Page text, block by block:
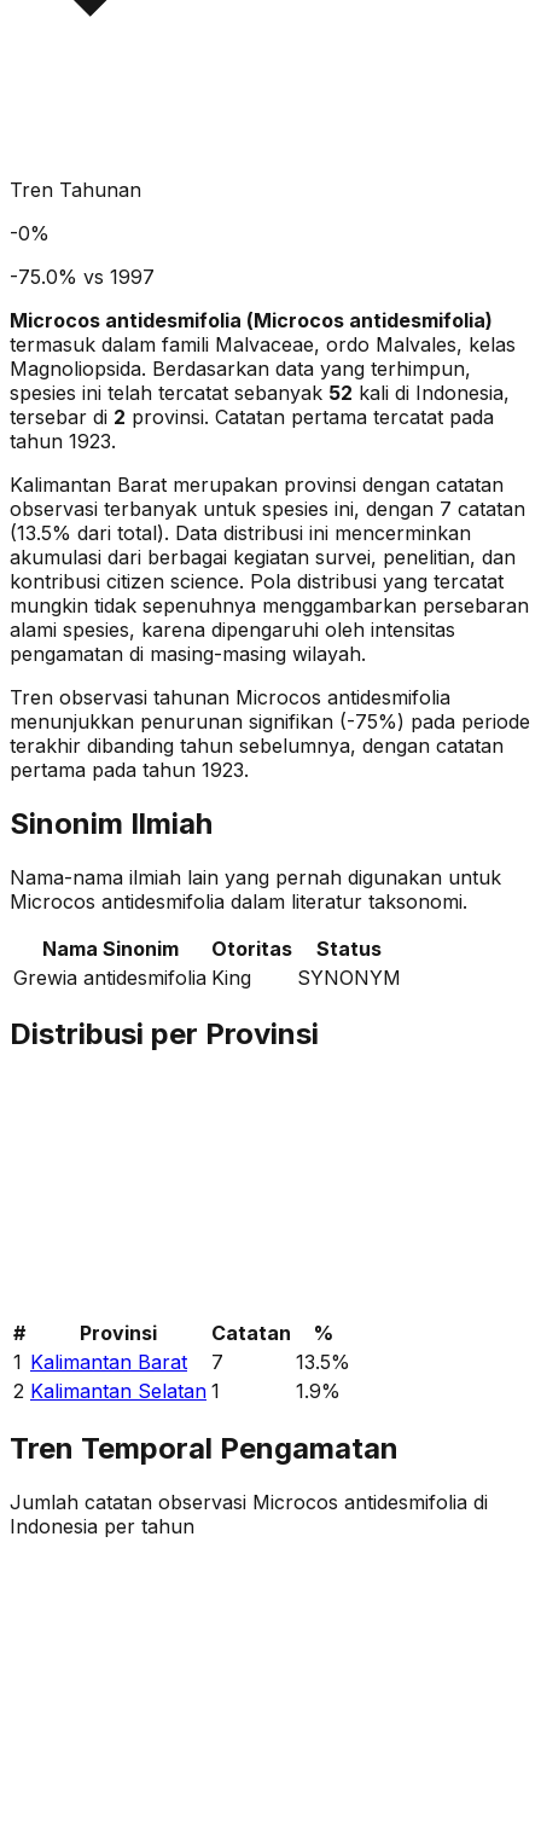
Tren Tahunan
-0%
-75.0% vs 1997
Microcos antidesmifolia (Microcos antidesmifolia)
termasuk dalam famili Malvaceae, ordo Malvales, kelas
Magnoliopsida. Berdasarkan data yang terhimpun,
spesies ini telah tercatat sebanyak 52 kali di Indonesia,
tersebar di 2 provinsi. Catatan pertama tercatat pada
tahun 1923.
Kalimantan Barat merupakan provinsi dengan catatan
observasi terbanyak untuk spesies ini, dengan 7 catatan
(13.5% dari total). Data distribusi ini mencerminkan
akumulasi dari berbagai kegiatan survei, penelitian, dan
kontribusi citizen science. Pola distribusi yang tercatat
mungkin tidak sepenuhnya menggambarkan persebaran
alami spesies, karena dipengaruhi oleh intensitas
pengamatan di masing-masing wilayah.
Tren observasi tahunan Microcos antidesmifolia
menunjukkan penurunan signifikan (-75%) pada periode
terakhir dibanding tahun sebelumnya, dengan catatan
pertama pada tahun 1923.
Sinonim Ilmiah
Nama-nama ilmiah lain yang pernah digunakan untuk
Microcos antidesmifolia dalam literatur taksonomi.
Nama Sinonim
Otoritas
Status
Grewia antidesmifolia King SYNONYM
Distribusi per Provinsi
# Provinsi Catatan
%
1 Kalimantan Barat 7 13.5%
2 Kalimantan Selatan 1 1.9%
Tren Temporal Pengamatan
Jumlah catatan observasi Microcos antidesmifolia di
Indonesia per tahun